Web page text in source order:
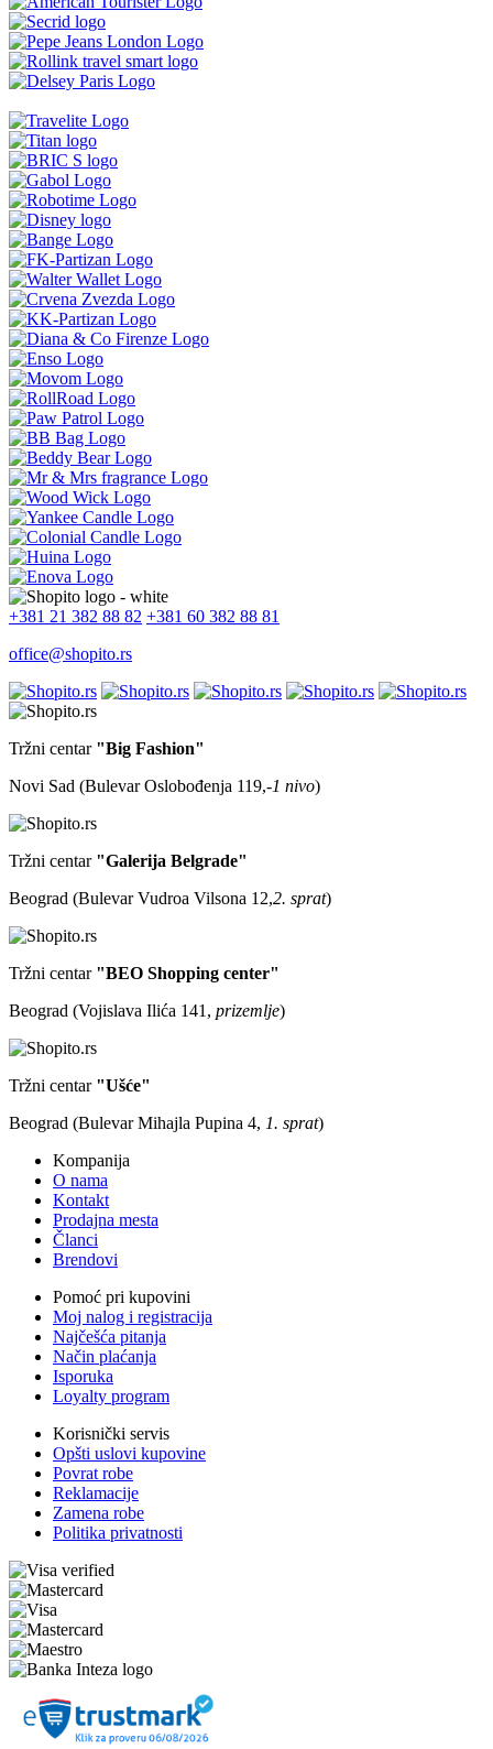
+381 21 382 88 82 +381 60 382 88 81
office@shopito.rs
Tržni centar "Big Fashion"
Novi Sad (Bulevar Oslobođenja 119,-1 nivo)
Tržni centar "Galerija Belgrade"
Beograd (Bulevar Vudroa Vilsona 12,2. sprat)
Tržni centar "BEO Shopping center"
Beograd (Vojislava Ilića 141, prizemlje)
Tržni centar "Ušće"
Beograd (Bulevar Mihajla Pupina 4, 1. sprat)
Kompanija
O nama
Kontakt
Prodajna mesta
Članci
Brendovi
Pomoć pri kupovini
Moj nalog i registracija
Najčešća pitanja
Način plaćanja
Isporuka
Loyalty program
Korisnički servis
Opšti uslovi kupovine
Povrat robe
Reklamacije
Zamena robe
Politika privatnosti